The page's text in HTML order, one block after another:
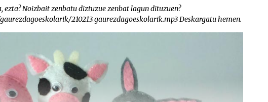
Noizbait zenbatu diztuzue zenbat lagun dituzuen?
210213_gaurezdagoeskolarik.mp3 Deskargatu hemen.